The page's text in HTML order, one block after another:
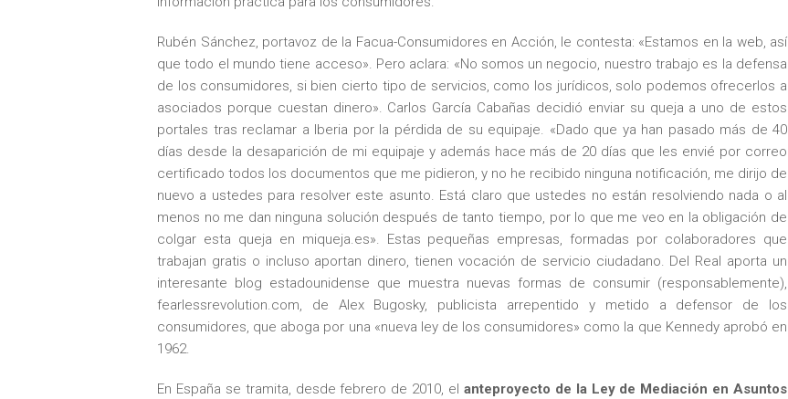
Rubén Sánchez, portavoz de la Facua-Consumidores en Acción, le contesta: «Estamos en la web, así
que todo el mundo tiene acceso». Pero aclara: «No somos un negocio, nuestro trabajo es la defensa
de los consumidores, si bien cierto tipo de servicios, como los jurídicos, solo podemos ofrecerlos a
asociados porque cuestan dinero». Carlos García Cabañas decidió enviar su queja a uno de estos
portales tras reclamar a Iberia por la pérdida de su equipaje. «Dado que ya han pasado más de 40
días desde la desaparición de mi equipaje y además hace más de 20 días que les envié por correo
certificado todos los documentos que me pidieron, y no he recibido ninguna notificación, me dirijo de
nuevo a ustedes para resolver este asunto. Está claro que ustedes no están resolviendo nada o al
menos no me dan ninguna solución después de tanto tiempo, por lo que me veo en la obligación de
colgar esta queja en miqueja.es». Estas pequeñas empresas, formadas por colaboradores que
trabajan gratis o incluso aportan dinero, tienen vocación de servicio ciudadano. Del Real aporta un
interesante blog estadounidense que muestra nuevas formas de consumir (responsablemente),
fearlessrevolution.com, de Alex Bugosky, publicista arrepentido y metido a defensor de los
consumidores, que aboga por una «nueva ley de los consumidores» como la que Kennedy aprobó en
1962.
En España se tramita, desde febrero de 2010, el anteproyecto de la Ley de Mediación en Asuntos